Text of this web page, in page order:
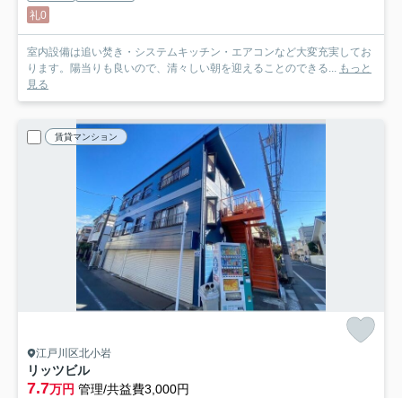
礼0
室内設備は追い焚き・システムキッチン・エアコンなど大変充実してお
ります。陽当りも良いので、清々しい朝を迎えることのできる... もっと
見る
賃貸マンション
江戸川区北小岩
リッツビル
7.7万円 管理/共益費3,000円